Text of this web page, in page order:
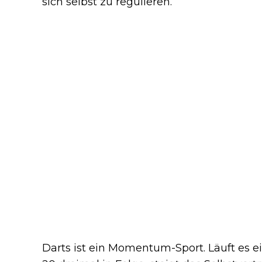
Darts ist ein Momentum-Sport. Läuft es